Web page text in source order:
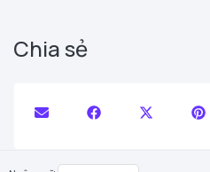
Chia sẻ